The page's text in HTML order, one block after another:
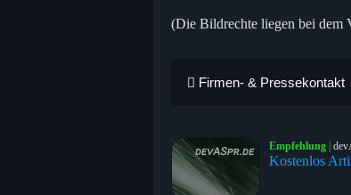
(Die Bildrechte liegen bei dem
Firmen- & Pressekontakt
Empfehlung |
Kostenlos